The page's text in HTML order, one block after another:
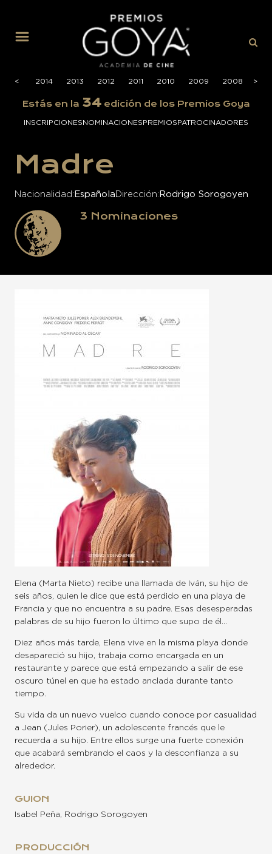
<
<
2015 2014 2013 2012 2011 2010 2009 2008 >
>
Estás en la 34edición de los Premios Goya
INSCRIPCIONESNOMINACIONESPREMIOSPATROCINADORES
Madre
Nacionalidad Española Dirección Rodrigo Sorogoyen
3 Nominaciones
Elena (Marta Nieto) recibe una llamada de Iván, su hijo de
seis años, quien le dice que está perdido en una playa de
Francia y que no encuentra a su padre. Esas desesperadas
palabras de su hijo fueron lo último que supo de él…
Diez años más tarde, Elena vive en la misma playa donde
desapareció su hijo, trabaja como encargada en un
restaurante y parece que está empezando a salir de ese
oscuro túnel en que ha estado anclada durante tanto
tiempo.
Su vida da un nuevo vuelco cuando conoce por casualidad
a Jean (Jules Porier), un adolescente francés que le
recuerda a su hijo. Entre ellos surge una fuerte conexión
que acabará sembrando el caos y la desconfianza a su
alrededor.
GUION
Isabel Peña, Rodrigo Sorogoyen
PRODUCCIÓN